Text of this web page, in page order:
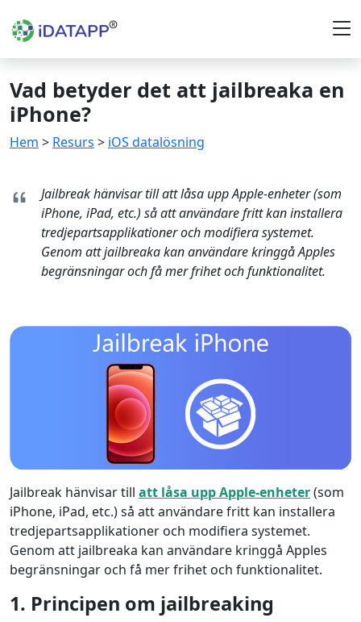
Vad betyder det att jailbreaka en
iPhone?
Hem > Resurs > iOS datalösning
Jailbreak hänvisar till att låsa upp Apple-enheter (som
iPhone, iPad, etc.) så att användare fritt kan installera
tredjepartsapplikationer och modifiera systemet.
Genom att jailbreaka kan användare kringgå Apples
begränsningar och få mer frihet och funktionalitet.
Jailbreak hänvisar till att låsa upp Apple-enheter(som
iPhone, iPad, etc.) så att användare fritt kan installera
tredjepartsapplikationer och modifiera systemet.
Genom att jailbreaka kan användare kringgå Apples
begränsningar och få mer frihet och funktionalitet.
1. Principen om jailbreaking